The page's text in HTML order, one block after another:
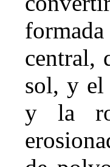
central,
sol, y el
y la